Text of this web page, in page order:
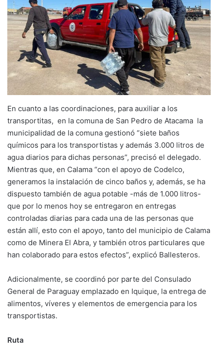
En cuanto a las coordinaciones, para auxiliar a los
transportitas, en la comuna de San Pedro de Atacama la
municipalidad de la comuna gestionó “siete baños
químicos para los transportistas y además 3.000 litros de
agua diarios para dichas personas”, precisó el delegado.
Mientras que, en Calama “con el apoyo de Codelco,
generamos la instalación de cinco baños y, además, se ha
dispuesto también de agua potable -más de 1.000 litros-
que por lo menos hoy se entregaron en entregas
controladas diarias para cada una de las personas que
están allí, esto con el apoyo, tanto del municipio de Calama
como de Minera El Abra, y también otros particulares que
han colaborado para estos efectos”, explicó Ballesteros.
Adicionalmente, se coordinó por parte del Consulado
General de Paraguay emplazado en Iquique, la entrega de
alimentos, víveres y elementos de emergencia para los
transportistas.
Ruta